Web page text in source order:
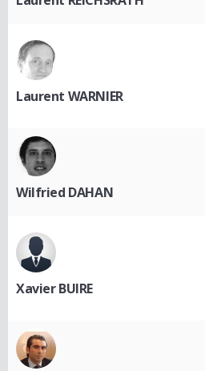
Laurent WARNIER
Wilfried DAHAN
Xavier BUIRE